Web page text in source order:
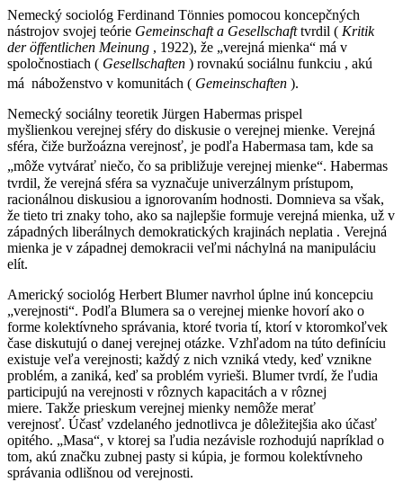
Nemecký sociológ Ferdinand Tönnies pomocou koncepčných
nástrojov svojej teórie Gemeinschaft a Gesellschafttvrdil ( Kritik
der öffentlichen Meinung , 1922), že „verejná mienka“ má v
spoločnostiach ( Gesellschaften ) rovnakú sociálnu funkciu , akú
má náboženstvo v komunitách ( Gemeinschaften ).
Nemecký sociálny teoretik Jürgen Habermas prispel
myšlienkou verejnej sféry do diskusie o verejnej mienke. Verejná
sféra, čiže buržoázna verejnosť, je podľa Habermasa tam, kde sa
„môže vytvárať niečo, čo sa približuje verejnej mienke“. Habermas
tvrdil, že verejná sféra sa vyznačuje univerzálnym prístupom,
racionálnou diskusiou a ignorovaním hodnosti. Domnieva sa však,
že tieto tri znaky toho, ako sa najlepšie formuje verejná mienka, už v
západných liberálnych demokratických krajinách neplatia . Verejná
mienka je v západnej demokracii veľmi náchylná na manipuláciu
elít.
Americký sociológ Herbert Blumer navrhol úplne inú koncepciu
„verejnosti“. Podľa Blumera sa o verejnej mienke hovorí ako o
forme kolektívneho správania, ktoré tvoria tí, ktorí v ktoromkoľvek
čase diskutujú o danej verejnej otázke. Vzhľadom na túto definíciu
existuje veľa verejnosti; každý z nich vzniká vtedy, keď vznikne
problém, a zaniká, keď sa problém vyrieši. Blumer tvrdí, že ľudia
participujú na verejnosti v rôznych kapacitách a v rôznej
miere. Takže prieskum verejnej mienky nemôže merať
verejnosť. Účasť vzdelaného jednotlivca je dôležitejšia ako účasť
opitého. „Masa“, v ktorej sa ľudia nezávisle rozhodujú napríklad o
tom, akú značku zubnej pasty si kúpia, je formou kolektívneho
správania odlišnou od verejnosti.